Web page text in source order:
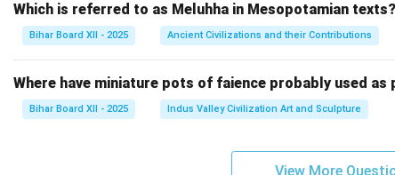
Which is referred to as Meluhha in Mesopotamian texts?
Bihar Board XII - 2025 Ancient Civilizations and their Contributions
Where have miniature pots of faience probably used
Bihar Board XII - 2025 Indus Valley Civilization Art and Sculpture
View More